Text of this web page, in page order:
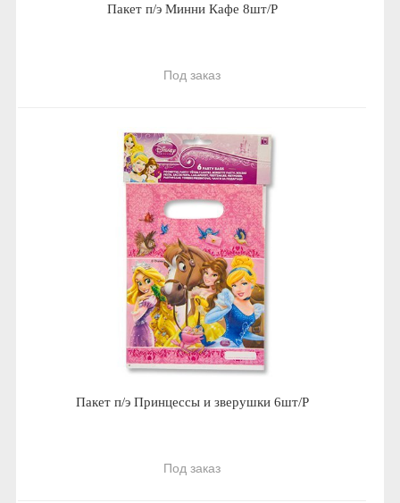
Пакет п/э Минни Кафе 8шт/Р
Под заказ
Пакет п/э Принцессы и зверушки 6шт/Р
Под заказ